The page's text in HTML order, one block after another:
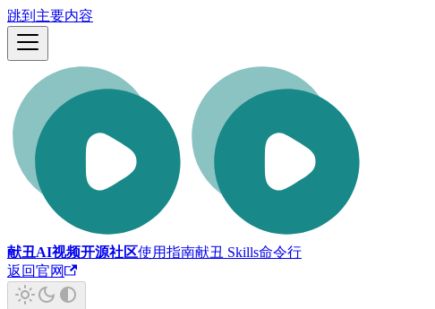
跳到主要内容
献丑AI视频开源社区使用指南献丑 Skills命令行
返回官网